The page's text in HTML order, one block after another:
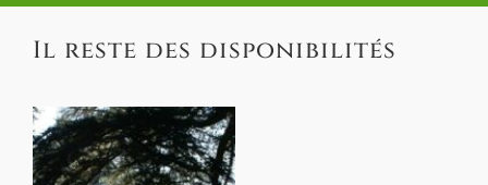
Il reste des disponibilités